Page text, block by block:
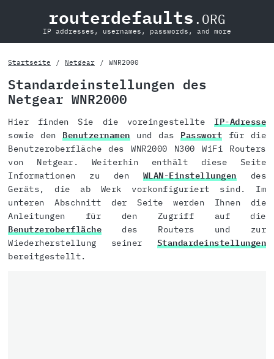
routerdefaults .ORG
IP addresses, usernames, passwords, and more
Startseite Netgear WNR2000
Standardeinstellungen des
Netgear WNR2000
Hier finden Sie die voreingestellte IP-Adresse
sowie den Benutzernamenund das Passwort für die
Benutzeroberfläche des WNR2000 N300 WiFi Routers
von Netgear. Weiterhin enthält diese Seite
Informationen zu den WLAN-Einstellungendes
Geräts, die ab Werk vorkonfiguriert sind. Im
unteren Abschnitt der Seite werden Ihnen die
Anleitungen für den Zugriff auf die
Benutzeroberfläche des Routers und zur
Wiederherstellung seiner Standardeinstellungen
bereitgestellt.